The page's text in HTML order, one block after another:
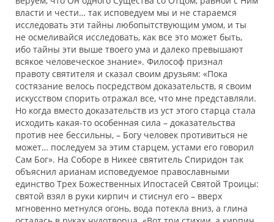
власти и чести… так исповедуем мы и не стараемся
исследовать эти тайны любопытствующим умом, и ты
не осмеливайся исследовать, как все это может быть,
ибо тайны эти выше твоего ума и далеко превышают
всякое человеческое знание». Философ признал
правоту святителя и сказал своим друзьям: «Пока
состязание велось посредством доказательств, я своим
искусством спорить отражал все, что мне представляли.
Но когда вместо доказательств из уст этого старца стала
исходить какая-то особенная сила – доказательства
против нее бессильны, – Богу человек противиться не
может… последуем за этим старцем, устами его говорил
Сам Бог». На Соборе в Никее святитель Спиридон так
объяснил арианам исповедуемое православными
единство Трех Божественных Ипостасей Святой Троицы:
святой взял в руки кирпич и стиснул его – вверх
мгновенно метнулся огонь, вода потекла вниз, а глина